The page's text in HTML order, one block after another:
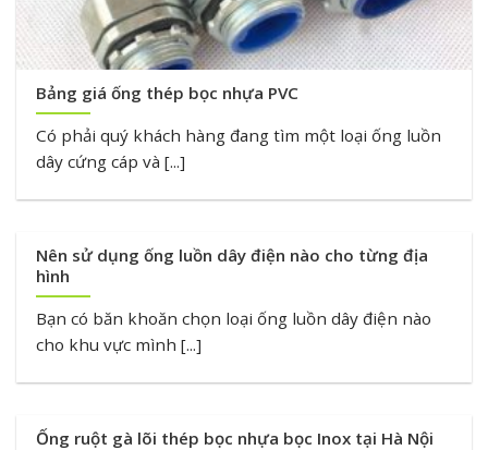
Bảng giá ống thép bọc nhựa PVC
Có phải quý khách hàng đang tìm một loại ống luồn
dây cứng cáp và [...]
Nên sử dụng ống luồn dây điện nào cho từng địa
hình
Bạn có băn khoăn chọn loại ống luồn dây điện nào
cho khu vực mình [...]
Ống ruột gà lõi thép bọc nhựa bọc Inox tại Hà Nội